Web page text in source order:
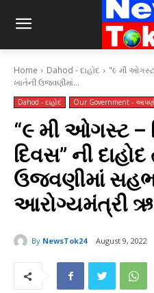
Home Dahod - દાહોદ
"૯ મી ઓગસ્ટ
ખાતેની ઉજવણીમાં...
Dahod - દાહોદ Our Government -
“૯ મી ઓગસ્ટ –
દિવસ” ની
ઉજવણીમાં
આરોગ્યમંત્રી
By NewsTok24 August 9, 2022